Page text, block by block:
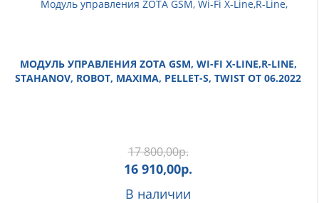
МОДУЛЬ УПРАВЛЕНИЯ ZOTA GSM, WI-FI X-LINE,R-LINE,
STAHANOV, ROBOT, MAXIMA, PELLET-S, TWIST ОТ 06.2022
17 800,00р.
16 910,00р.
В наличии